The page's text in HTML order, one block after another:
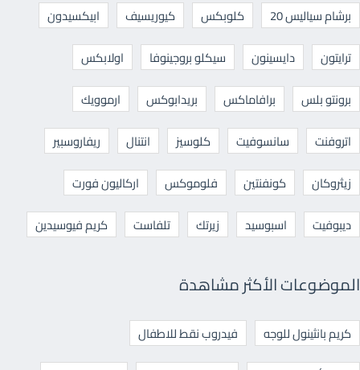
برشام سياليس 20 كلوبكس كيوريسيف
ابيكسيدون
ترايتون
دايسينون سيكلو بروجينوفا
اولابكس
برونتو بلس
برافاماكس بريدابوكس
ارموويك
اتروفنت
سانسوفيت كلوسيز انتنال
ريفاروسبير
زيثروكان
كونفنتين فلوموكس
اركاليون فورت
ديبوفيت
اسبوسيد زيرتك تلفاست كريم فيوسيدين
الموضوعات الأكثر مشاهدة
كريم بانثينول للوجه
فيدروب نقط للاطفال